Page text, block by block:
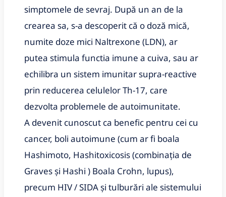
simptomele de sevraj. După un an de la
crearea sa, s-a descoperit că o doză mică,
numite doze mici Naltrexone (LDN), ar
putea stimula functia imune a cuiva, sau ar
echilibra un sistem imunitar supra-reactive
prin reducerea celulelor Th-17, care
dezvolta problemele de autoimunitate.
A devenit cunoscut ca benefic pentru cei cu
cancer, boli autoimune (cum ar fi boala
Hashimoto, Hashitoxicosis (combinația de
Graves și Hashi ) Boala Crohn, lupus),
precum HIV / SIDA și tulburări ale sistemului